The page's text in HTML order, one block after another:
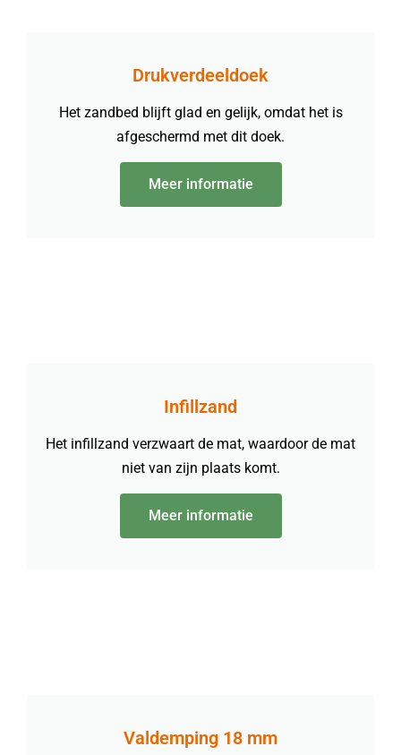
Drukverdeeldoek
Het zandbed blijft glad en gelijk, omdat het is
afgeschermd met dit doek.
Meer informatie
Infillzand
Het infillzand verzwaart de mat, waardoor de mat
niet van zijn plaats komt.
Meer informatie
Valdemping 18 mm